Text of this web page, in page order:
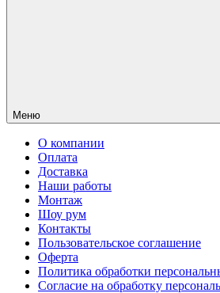
Меню
О компании
Оплата
Доставка
Наши работы
Монтаж
Шоу рум
Контакты
Пользовательское соглашение
Оферта
Политика обработки
Согласие на обработку